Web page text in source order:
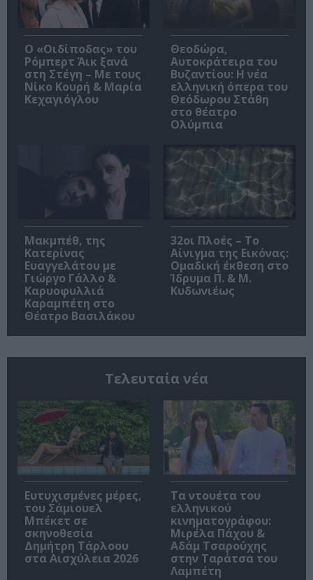
O «Οιδίποδας» του
Ρόμπερτ Άικ ξανά
στη Στέγη – Με τους
Νίκο Κουρή & Μαρία
Κεχαγιόγλου
Θεοδώρα,
Αυτοκράτειρα του
Βυζαντίου: Η νέα
ελληνική όπερα του
Θεόδωρου Στάθη
στο θέατρο
Ολύμπια
Μακμπέθ, της
Κατερίνας
Ευαγγελάτου με
Γιώργο Γάλλο &
Καρυοφυλλιά
Καραμπέτη στο
Θέατρο Βασιλάκου
32οι Πλοές – Το
Αίνιγμα της Εικόνας:
Ομαδική έκθεση στο
Ίδρυμα Π. & Μ.
Κυδωνιέως
Τελευταία νέα
Ευτυχισμένες μέρες,
του Σάμιουελ
Μπέκετ σε
σκηνοθεσία
Δημήτρη Τάρλοου
στα Αισχύλεια 2026
Τα ντουέτα του
ελληνικού
κινηματογράφου:
Μιρέλα Πάχου &
Αδάμ Τσαρούχης
στην Ταράτσα του
Λαμπέτη